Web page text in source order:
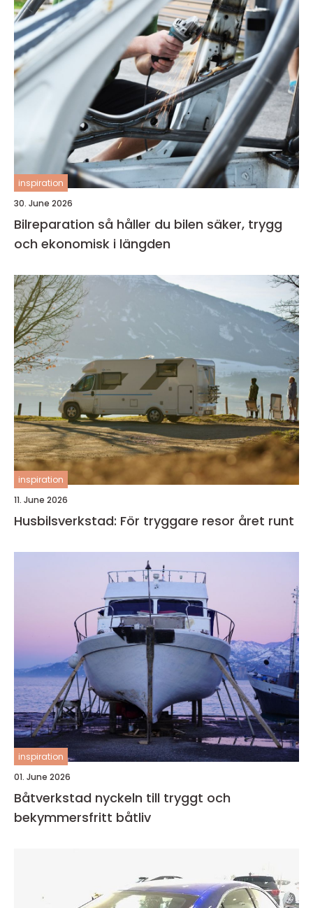
inspiration
30. June 2026
Bilreparation så håller du bilen säker, trygg
och ekonomisk i längden
inspiration
11. June 2026
Husbilsverkstad: För tryggare resor året runt
inspiration
01. June 2026
Båtverkstad nyckeln till tryggt och
bekymmersfritt båtliv